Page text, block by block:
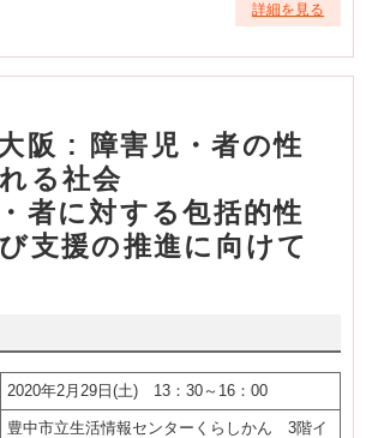
詳細を見る
大阪 : 障害児・者の性
る社会
者に対する包括的性
支援の推進に向けて
2020年2月29日(土) 13：30～16：00
豊中市立生活情報センターくらしかん 3階イ